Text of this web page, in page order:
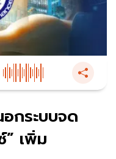
อกระบบจด
” เพิ่ม